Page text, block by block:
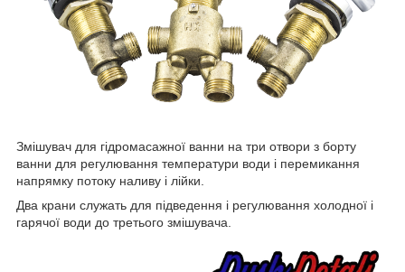
Змішувач для гідромасажної ванни на три отвори з борту
ванни для регулювання температури води і перемикання
напрямку потоку наливу і лійки.
Два крани служать для підведення і регулювання холодної і
гарячої води до третього змішувача.